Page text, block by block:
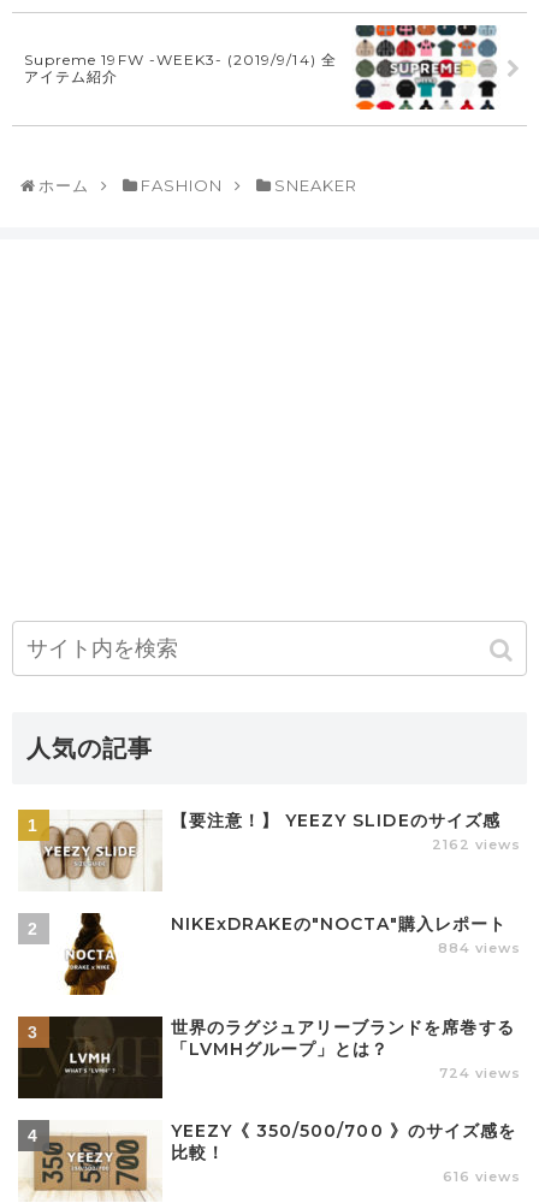
Supreme 19FW -WEEK3- (2019/9/14) 全
アイテム紹介
ホーム FASHION SNEAKER
人気の記事
【要注意！】 YEEZY SLIDEのサイズ感
2162 views
NIKExDRAKEの"NOCTA"購入レポート
884 views
世界のラグジュアリーブランドを席巻する
「LVMHグループ」とは？
724 views
YEEZY《 350/500/700 》のサイズ感を
比較！
616 views